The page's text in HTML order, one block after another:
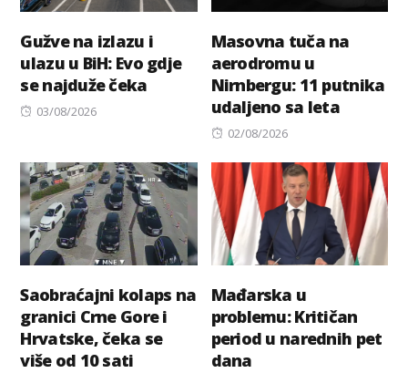
Gužve na izlazu i
ulazu u BiH: Evo gdje
se najduže čeka
Posted
03/08/2026
Masovna tuča na
aerodromu u
Nirnbergu: 11 putnika
udaljeno sa leta
Posted
02/08/2026
Saobraćajni kolaps na
granici Crne Gore i
Hrvatske, čeka se
više od 10 sati
Mađarska u
problemu: Kritičan
period u narednih pet
dana